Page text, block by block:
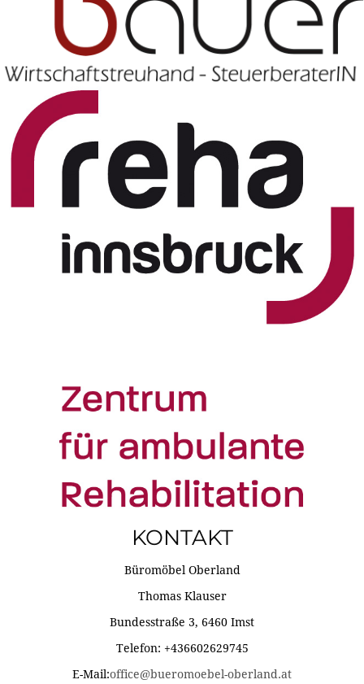
KONTAKT
Büromöbel Oberland
Thomas Klauser
Bundesstraße 3, 6460 Imst
Telefon: +436602629745
E-Mail:office@bueromoebel-oberland.at